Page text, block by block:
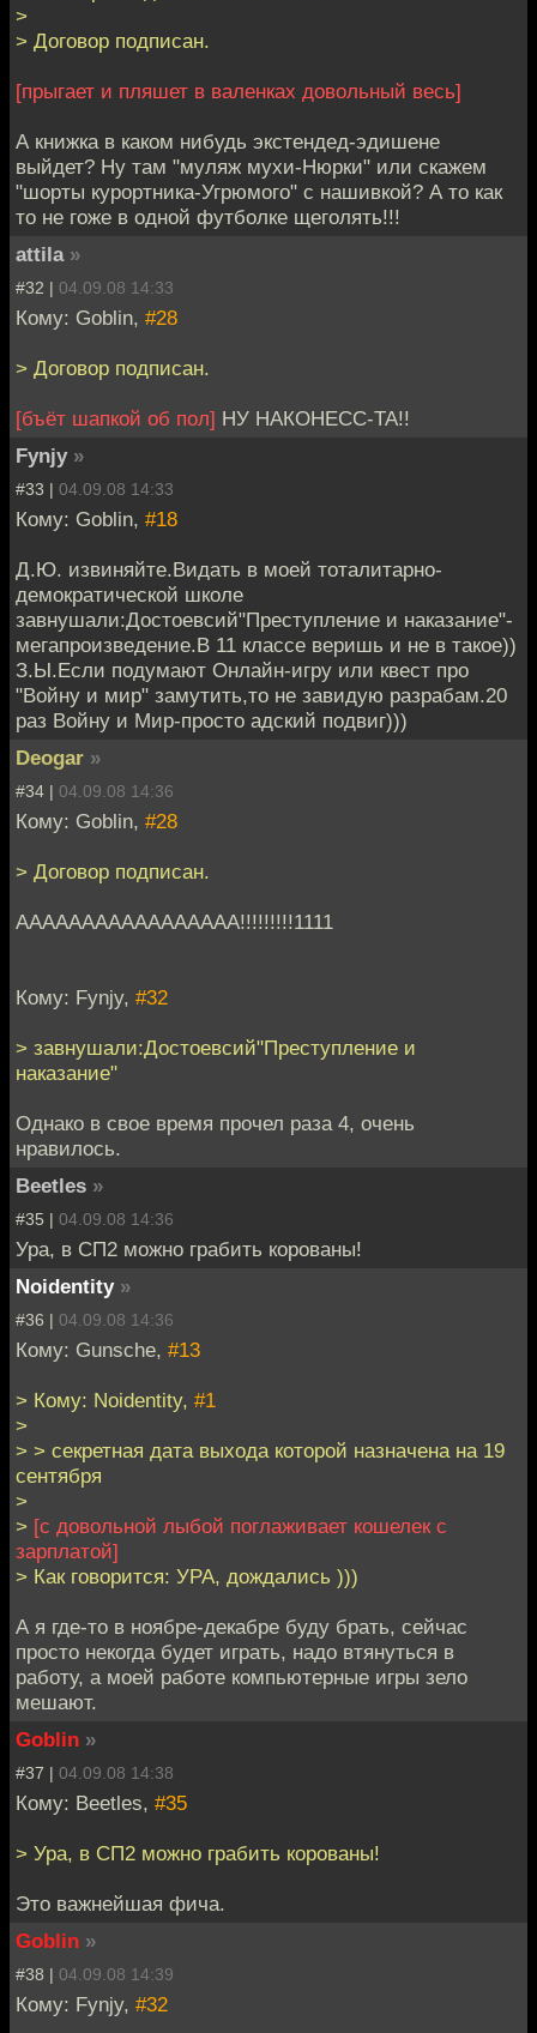
>
> Договор подписан.
[прыгает и пляшет в валенках довольный весь]
А книжка в каком нибудь экстендед-эдишене
выйдет? Ну там "муляж мухи-Нюрки" или скажем
"шорты курортника-Угрюмого" с нашивкой? А то как
то не гоже в одной футболке щеголять!!!
attila »
#32 | 04.09.08 14:33
Кому: Goblin, #28
> Договор подписан.
[бъёт шапкой об пол] НУ НАКОНЕСС-ТА!!
Fynjy »
#33 | 04.09.08 14:33
Кому: Goblin, #18
Д.Ю. извиняйте.Видать в моей тоталитарно-
демократической школе
завнушали:Достоевсий"Преступление и наказание"-
мегапроизведение.В 11 классе веришь и не в такое))
З.Ы.Если подумают Онлайн-игру или квест про
"Войну и мир" замутить,то не завидую разрабам.20
раз Войну и Мир-просто адский подвиг)))
Deogar »
#34 | 04.09.08 14:36
Кому: Goblin, #28
> Договор подписан.
ААААААААААААААААА!!!!!!!!!1111
Кому: Fynjy, #32
> завнушали:Достоевсий"Преступление и
наказание"
Однако в свое время прочел раза 4, очень
нравилось.
Beetles »
#35 | 04.09.08 14:36
Ура, в СП2 можно грабить корованы!
Noidentity »
#36 | 04.09.08 14:36
Кому: Gunsche, #13
> Кому: Noidentity, #1
>
> > секретная дата выхода которой назначена на 19
сентября
>
> [с довольной лыбой поглаживает кошелек с
зарплатой]
> Как говорится: УРА, дождались )))
А я где-то в ноябре-декабре буду брать, сейчас
просто некогда будет играть, надо втянуться в
работу, а моей работе компьютерные игры зело
мешают.
Goblin »
#37 | 04.09.08 14:38
Кому: Beetles, #35
> Ура, в СП2 можно грабить корованы!
Это важнейшая фича.
Goblin »
#38 | 04.09.08 14:39
Кому: Fynjy, #32